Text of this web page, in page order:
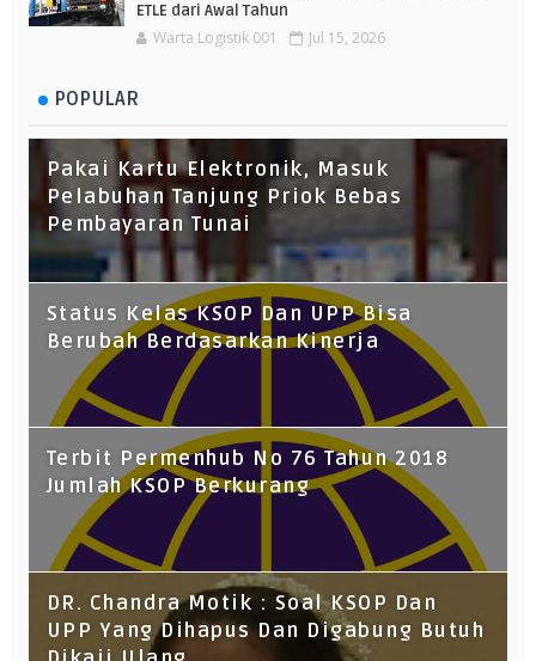
ETLE dari Awal Tahun
Warta Logistik 001 Jul 15, 2026
POPULAR
Pakai Kartu Elektronik, Masuk
Pelabuhan Tanjung Priok Bebas
Pembayaran Tunai
Status Kelas KSOP Dan UPP Bisa
Berubah Berdasarkan Kinerja
Terbit Permenhub No 76 Tahun 2018
Jumlah KSOP Berkurang
DR. Chandra Motik : Soal KSOP Dan
UPP Yang Dihapus Dan Digabung Butuh